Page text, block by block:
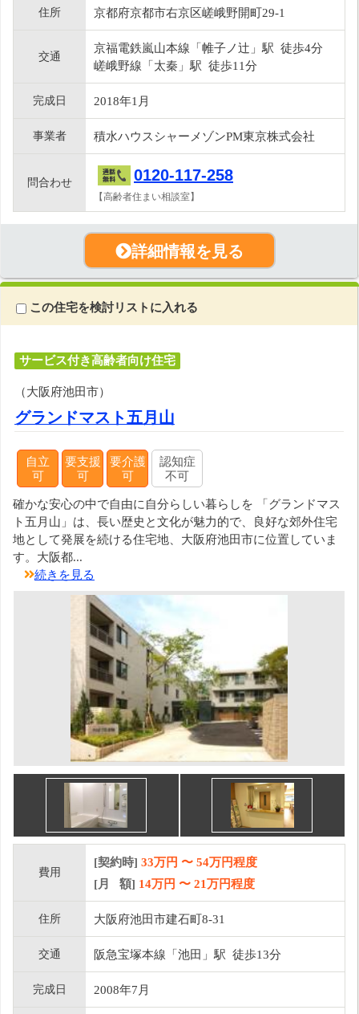
住所 京都府京都市右京区嵯峨野開町29-1
交通
京福電鉄嵐山本線「帷子ノ辻」駅 徒歩4分
嵯峨野線「太秦」駅 徒歩11分
完成日 2018年1月
事業者 積水ハウスシャーメゾンPM東京株式会社
問合わせ 0120-117-258
【高齢者住まい相談室】
詳細情報を見る
この住宅を検討リストに入れる
サービス付き高齢者向け住宅
（大阪府池田市）
グランドマスト五月山
自立
可
要支援
可
要介護
可
認知症
不可
確かな安心の中で自由に自分らしい暮らしを 「グランドマス
ト五月山」は、長い歴史と文化が魅力的で、良好な郊外住宅
地として発展を続ける住宅地、大阪府池田市に位置していま
す。大阪都...
続きを見る
費用
[契約時] 33万円 〜 54万円程度
[月 額] 14万円 〜 21万円程度
住所 大阪府池田市建石町8-31
交通 阪急宝塚本線「池田」駅 徒歩13分
完成日 2008年7月